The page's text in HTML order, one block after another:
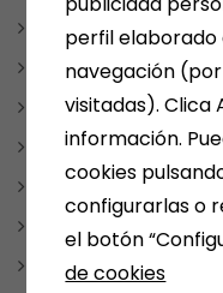
NUESTRAS
PAPELERIA
REDES SOCIALES
REGALOS
SMOLKAY
Uncategorized
perfil
navegación
visitadas). Clica
información.
cookies
configurarlas o
el botón
de cookies